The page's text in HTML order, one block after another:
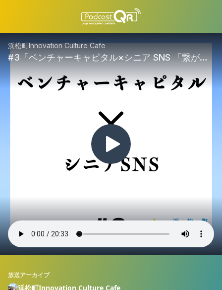
放送アーカイブ
浜松町Innovation Culture Cafe